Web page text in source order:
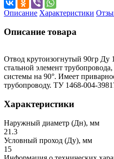
Описание Характеристики
Описание товара
Отвод крутоизогнутый 90гр
стальной элемент
системы на 90°. Имеет
трубопроводу. ТУ 1468-004-
Характеристики
Наружный диаметр (Дн), мм
21.3
Условный проход (Ду), мм
15